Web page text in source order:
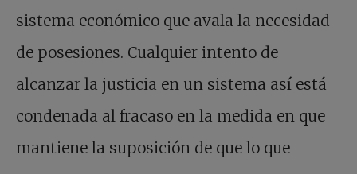
sistema económico que avala la necesidad
de posesiones. Cualquier intento de
alcanzar la justicia en un sistema así está
condenada al fracaso en la medida en que
mantiene la suposición de que lo que